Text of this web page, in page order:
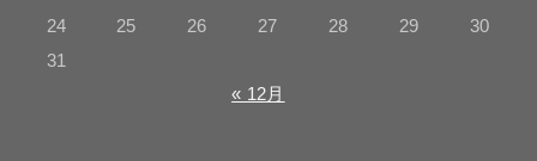
24
25 26 27 28 29
30
31
« 12月